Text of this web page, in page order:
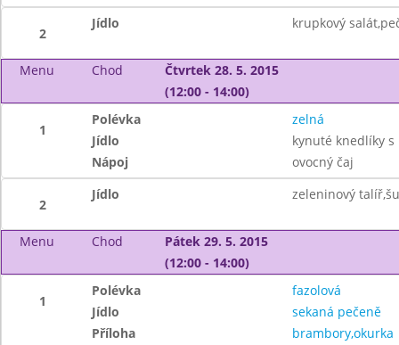
2
Jídlo krupkový
Menu Chod
Čtvrtek 28. 5. 2015
(12:00 - 14:00)
1
Polévka
zelná
Jídlo
kynuté knedlíky
Nápoj
ovocný čaj
2
Jídlo zeleninový
Menu Chod
Pátek 29. 5. 2015
(12:00 - 14:00)
1
Polévka
fazolová
Jídlo
sekaná pečeně
Příloha
brambory,okurka